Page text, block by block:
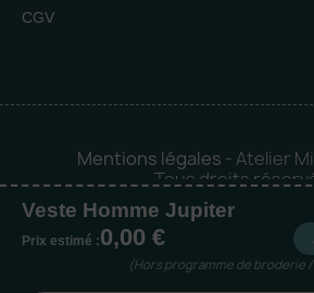
Veste Homme Jupiter
Prix estimé :0,00 €
(Hors programme de
CGV
Mentions légales - Atelier
Tous droits
Mise en orbite 🪐 by
Agence web et